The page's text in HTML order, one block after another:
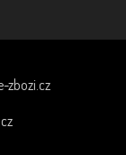
zbozi.cz